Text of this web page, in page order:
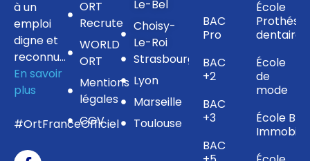
à un
emploi
digne et
reconnu…
En savoir
plus
#OrtFranceOfficiel
ORT
Recrute
WORLD
ORT
Mentions
légales
CGV
Le-Bel
Choisy-
Le-Roi
Strasbourg
Lyon
Marseille
Toulouse
BAC
Pro
BAC
+2
BAC
+3
BAC
École
dentaire
École
de
mode
École BTS